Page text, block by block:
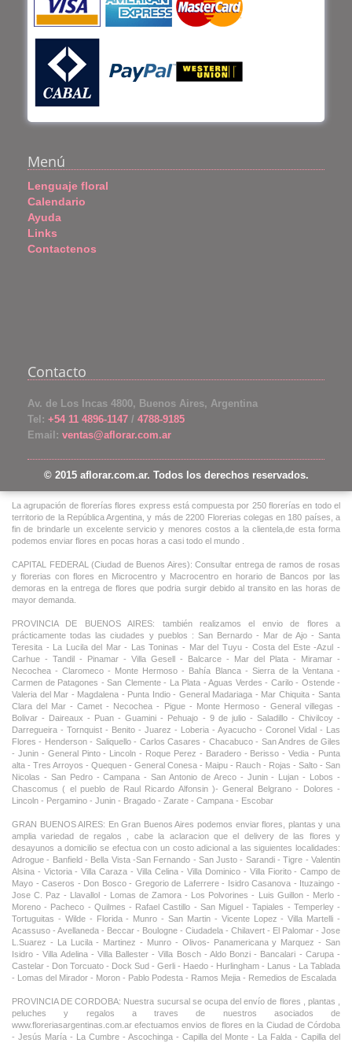
Menú
Lenguaje floral
Calendario
Ayuda
Links
Contactenos
Contacto
Av. de Los Incas 4800, Buenos Aires, Argentina
Tel: +54 11 4896-1147 / 4788-9185
Email: ventas@aflorar.com.ar
© 2015 aflorar.com.ar. Todos los derechos reservados.
La agrupación de florerías flores express está compuesta por 250 florerías en todo el
territorio de la República Argentina, y más de 2200 Florerias colegas en 180 países, a
fin de brindarle un excelente servicio y menores costos a la clientela,de esta forma
podemos enviar flores en pocas horas a casi todo el mundo .
CAPITAL FEDERAL (Ciudad de Buenos Aires): Consultar entrega de ramos de rosas
y florerias con flores en Microcentro y Macrocentro en horario de Bancos por las
demoras en la entrega de flores que podria surgir debido al transito en las horas de
mayor demanda.
PROVINCIA DE BUENOS AIRES: también realizamos el envio de flores a
prácticamente todas las ciudades y pueblos : San Bernardo - Mar de Ajo - Santa
Teresita - La Lucila del Mar - Las Toninas - Mar del Tuyu - Costa del Este -Azul -
Carhue - Tandil - Pinamar - Villa Gesell - Balcarce - Mar del Plata - Miramar -
Necochea - Claromeco - Monte Hermoso - Bahía Blanca - Sierra de la Ventana -
Carmen de Patagones - San Clemente - La Plata - Aguas Verdes - Carilo - Ostende -
Valeria del Mar - Magdalena - Punta Indio - General Madariaga - Mar Chiquita - Santa
Clara del Mar - Camet - Necochea - Pigue - Monte Hermoso - General villegas -
Bolivar - Daireaux - Puan - Guamini - Pehuajo - 9 de julio - Saladillo - Chivilcoy -
Darregueira - Tornquist - Benito - Juarez - Loberia - Ayacucho - Coronel Vidal - Las
Flores - Henderson - Saliquello - Carlos Casares - Chacabuco - San Andres de Giles
- Junin - General Pinto - Lincoln - Roque Perez - Baradero - Berisso - Vedia - Punta
alta - Tres Arroyos - Quequen - General Conesa - Maipu - Rauch - Rojas - Salto - San
Nicolas - San Pedro - Campana - San Antonio de Areco - Junin - Lujan - Lobos -
Chascomus ( el pueblo de Raul Ricardo Alfonsin )- General Belgrano - Dolores -
Lincoln - Pergamino - Junin - Bragado - Zarate - Campana - Escobar
GRAN BUENOS AIRES: En Gran Buenos Aires podemos enviar flores, plantas y una
amplia variedad de regalos , cabe la aclaracion que el delivery de las flores y
desayunos a domicilio se efectua con un costo adicional a las siguientes localidades:
Adrogue - Banfield - Bella Vista -San Fernando - San Justo - Sarandi - Tigre - Valentin
Alsina - Victoria - Villa Caraza - Villa Celina - Villa Dominico - Villa Fiorito - Campo de
Mayo - Caseros - Don Bosco - Gregorio de Laferrere - Isidro Casanova - Ituzaingo -
Jose C. Paz - Llavallol - Lomas de Zamora - Los Polvorines - Luis Guillon - Merlo -
Moreno - Pacheco - Quilmes - Rafael Castillo - San Miguel - Tapiales - Temperley -
Tortuguitas - Wilde - Florida - Munro - San Martin - Vicente Lopez - Villa Martelli -
Acassuso - Avellaneda - Beccar - Boulogne - Ciudadela - Chilavert - El Palomar - Jose
L.Suarez - La Lucila - Martinez - Munro - Olivos- Panamericana y Marquez - San
Isidro - Villa Adelina - Villa Ballester - Villa Bosch - Aldo Bonzi - Bancalari - Carupa -
Castelar - Don Torcuato - Dock Sud - Gerli - Haedo - Hurlingham - Lanus - La Tablada
- Lomas del Mirador - Moron - Pablo Podesta - Ramos Mejia - Remedios de Escalada
PROVINCIA DE CORDOBA: Nuestra sucursal se ocupa del envío de flores , plantas ,
peluches y regalos a traves de nuestros asociados de
www.floreriasargentinas.com.ar efectuamos envios de flores en la Ciudad de Córdoba
- Jesús María - La Cumbre - Ascochinga - Capilla del Monte - La Falda - Capilla del